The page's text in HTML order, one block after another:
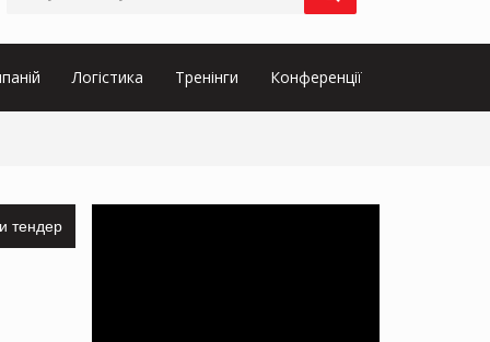
Логістика Тренінги Конференції
тендер